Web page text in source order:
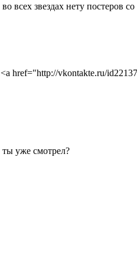
во всех звездах нету постеров
<a href="http://vkontakte.ru/
ты уже смотрел?